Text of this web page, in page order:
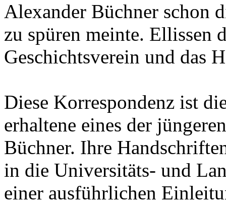
Alexander Büchner schon
zu spüren meinte. Ellissen
Geschichtsverein und das
Diese Korrespondenz ist
erhaltene eines der
Büchner. Ihre
in die Universitäts- und
einer ausführlichen